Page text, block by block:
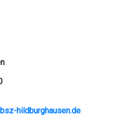
hildburghausen.de